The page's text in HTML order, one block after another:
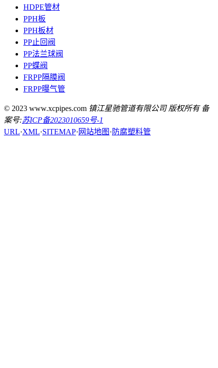
HDPE管材
PPH板
PPH板材
PP止回阀
PP法兰球阀
PP蝶阀
FRPP隔膜阀
FRPP曝气管
© 2023 www.xcpipes.com 镇江星驰管道有限公司 版权所有 备
案号:苏ICP备2023010659号-1
URL·XML·SITEMAP· 网站地图 · 防腐塑料管